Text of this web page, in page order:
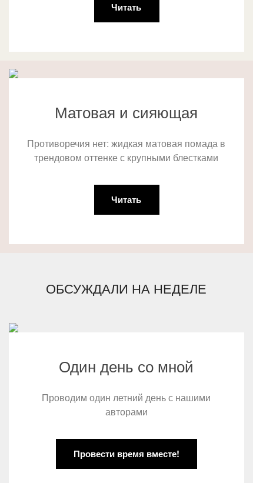
Читать
Матовая и сияющая
Противоречия нет: жидкая матовая помада в
трендовом оттенке с крупными блестками
Читать
ОБСУЖДАЛИ НА НЕДЕЛЕ
Один день со мной
Проводим один летний день с нашими
авторами
Провести время вместе!